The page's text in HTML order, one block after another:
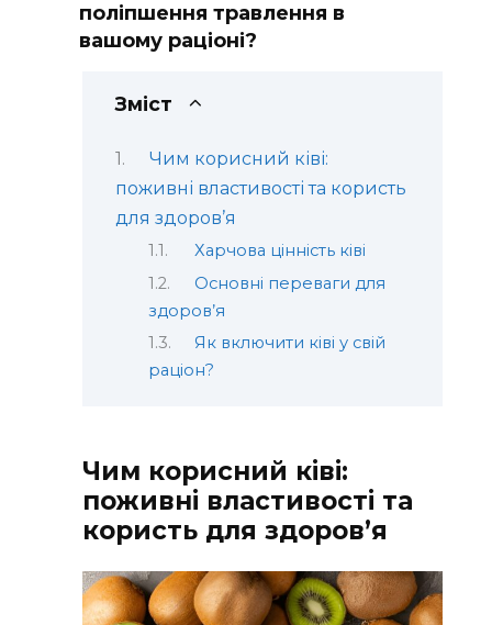
поліпшення травлення в
вашому раціоні?
Зміст
Чим корисний ківі:
поживні властивості та користь
для здоров’я
Харчова цінність ківі
Основні переваги для
здоров’я
Як включити ківі у свій
раціон?
Чим корисний ківі:
поживні властивості та
користь для здоров’я